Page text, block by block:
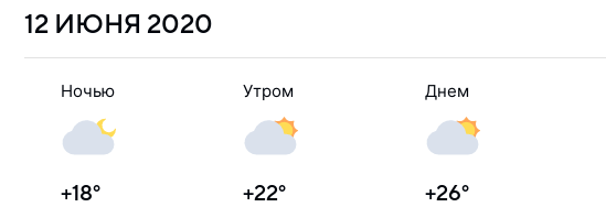
12 ИЮНЯ 2020
Ночью
+18°
Утром
+22°
Днем
+26°